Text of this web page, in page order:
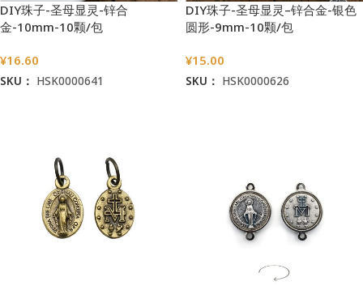
DIY珠子-圣母显灵-锌合
金-10mm-10颗/包
¥16.60
SKU： HSK0000641
DIY珠子-圣母显灵–锌合金-银色
圆形-9mm-10颗/包
¥15.00
SKU： HSK0000626